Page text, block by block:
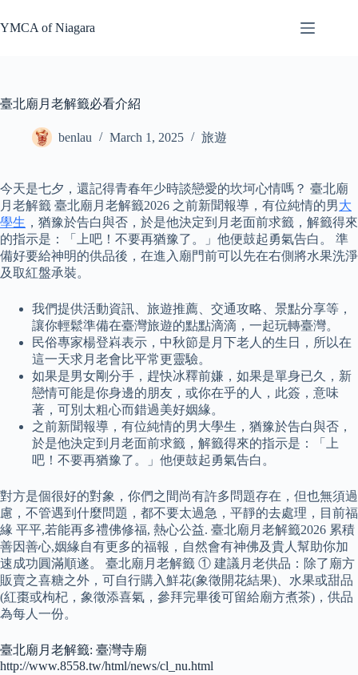
to
content
YMCA of Niagara
臺北廟月老解籤必看介紹
benlau March 1, 2025 旅遊
今天是七夕，還記得青春年少時談戀愛的坎坷心情嗎？ 臺北廟
月老解籤 臺北廟月老解籤2026 之前新聞報導，有位純情的男大
學生 ，猶豫於告白與否，於是他決定到月老面前求籤，解籤得來
的指示是：「上吧！不要再猶豫了。」他便鼓起勇氣告白。 準
備好要給神明的供品後，在進入廟門前可以先在右側將水果洗淨
及取紅盤承裝。
我們提供活動資訊、旅遊推薦、交通攻略、景點分享等，
讓你輕鬆準備在臺灣旅遊的點點滴滴，一起玩轉臺灣。
民俗專家楊登嵙表示，中秋節是月下老人的生日，所以在
這一天求月老會比平常更靈驗。
如果是男女剛分手，趕快冰釋前嫌，如果是單身已久，新
戀情可能是你身邊的朋友，或你在乎的人，此簽，意味
著，可別太粗心而錯過美好姻緣。
之前新聞報導，有位純情的男大學生，猶豫於告白與否，
於是他決定到月老面前求籤，解籤得來的指示是：「上
吧！不要再猶豫了。」他便鼓起勇氣告白。
對方是個很好的對象，你們之間尚有許多問題存在，但也無須過
慮，不管遇到什麼問題，都不要太過急，平靜的去處理，目前福
緣 平平,若能再多禮佛修福, 熱心公益. 臺北廟月老解籤2026 累積
善因善心,姻緣自有更多的福報，自然會有神佛及貴人幫助你加
速成功圓滿順遂。 臺北廟月老解籤 ① 建議月老供品：除了廟方
販賣之喜糖之外，可自行購入鮮花(象徵開花結果)、水果或甜品
(紅棗或枸杞，象徵添喜氣，參拜完畢後可留給廟方煮茶)，供品
為每人一份。
臺北廟月老解籤: 臺灣寺廟
http://www.8558.tw/html/news/cl_nu.html